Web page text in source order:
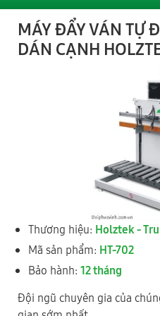
MÁY ĐẨY VÁN TỰ
DÁN CẠNH
Thương hiệu: Holztek -
Mã sản phẩm: HT-702
Bảo hành: 12 tháng
Đội ngũ chuyên gia của
(KCN Nguyên Khê) Tổ 28, xã
- Mr Thức